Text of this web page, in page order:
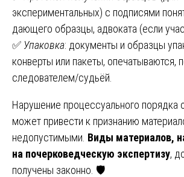
экспериментальных) с подписями
дающего образцы, адвоката (если
✅ Упаковка: документы и образцы
конверты или пакеты, опечатываются,
следователем/судьёй.
Нарушение процессуального порядка
может привести к признанию
недопустимыми. Виды материалов,
на почерковедческую экспертизу,
получены законно. 🛡️